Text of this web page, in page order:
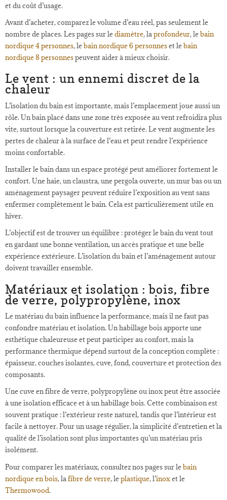
et du coût d’usage.
Avant d’acheter, comparez le volume d’eau réel, pas seulement le
nombre de places. Les pages sur lediamètre, laprofondeur, lebain
nordique 4 personnes, lebain nordique 6 personneset lebain
nordique 8 personnespeuvent aider à mieux choisir.
Le vent : un ennemi discret de la
chaleur
L’isolation du bain est importante, mais l’emplacement joue aussi un
rôle. Un bain placé dans une zone très exposée au vent refroidira plus
vite, surtout lorsque la couverture est retirée. Le vent augmente les
pertes de chaleur à la surface de l’eau et peut rendre l’expérience
moins confortable.
Installer le bain dans un espace protégé peut améliorer fortement le
confort. Une haie, un claustra, une pergola ouverte, un mur bas ou un
aménagement paysager peuvent réduire l’exposition au vent sans
enfermer complètement le bain. Cela est particulièrement utile en
hiver.
L’objectif est de trouver un équilibre : protéger le bain du vent tout
en gardant une bonne ventilation, un accès pratique et une belle
expérience extérieure. L’isolation du bain et l’aménagement autour
doivent travailler ensemble.
Matériaux et isolation : bois, fibre
de verre, polypropylène, inox
Le matériau du bain influence la performance, mais il ne faut pas
confondre matériau et isolation. Un habillage bois apporte une
esthétique chaleureuse et peut participer au confort, mais la
performance thermique dépend surtout de la conception complète :
épaisseur, couches isolantes, cuve, fond, couverture et protection des
composants.
Une cuve en fibre de verre, polypropylène ou inox peut être associée
à une isolation efficace et à un habillage bois. Cette combinaison est
souvent pratique : l’extérieur reste naturel, tandis que l’intérieur est
facile à nettoyer. Pour un usage régulier, la simplicité d’entretien et la
qualité de l’isolation sont plus importantes qu’un matériau pris
isolément.
Pour comparer les matériaux, consultez nos pages sur lebain
nordique en bois, lafibre de verre, leplastique, l’inoxet le
Thermowood.